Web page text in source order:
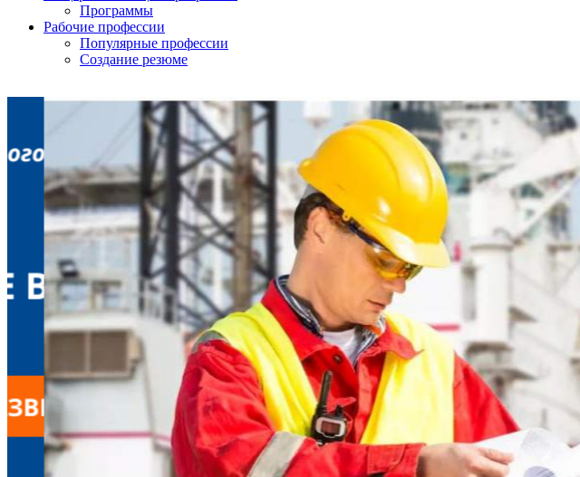
Программы
Рабочие профессии
Популярные профессии
Создание резюме